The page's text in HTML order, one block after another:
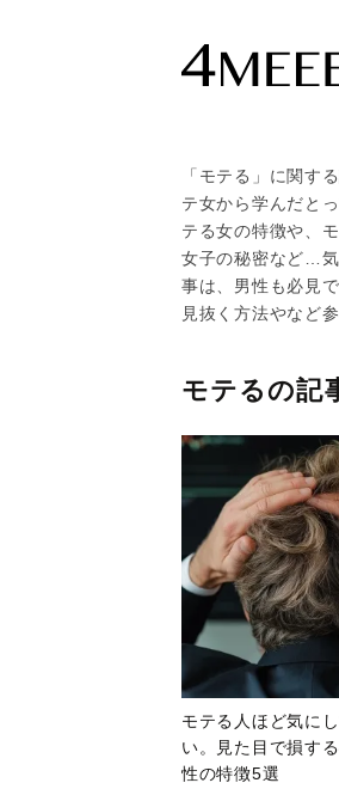
「モテる」に関す
テ女から学んだと
テる女の特徴や、
女子の秘密など…
事は、男性も必見
見抜く方法やなど
モテるの記
モテる人ほど気に
い。見た目で損す
性の特徴5選